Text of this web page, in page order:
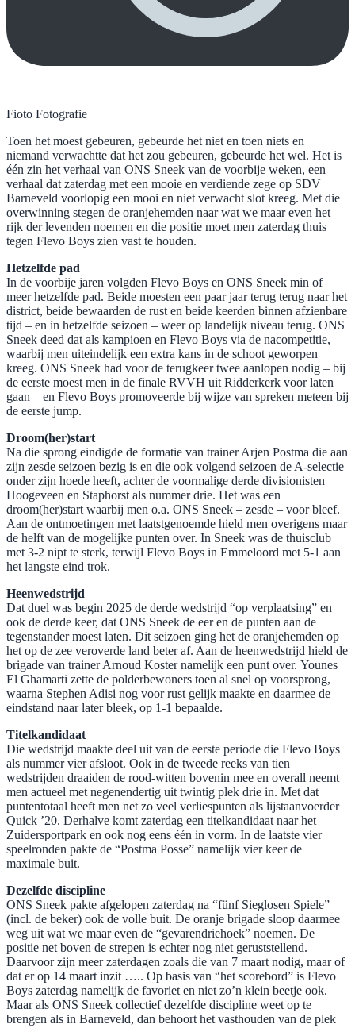
Fioto Fotografie
Toen het moest gebeuren, gebeurde het niet en toen niets en
niemand verwachtte dat het zou gebeuren, gebeurde het wel. Het is
één zin het verhaal van ONS Sneek van de voorbije weken, een
verhaal dat zaterdag met een mooie en verdiende zege op SDV
Barneveld voorlopig een mooi en niet verwacht slot kreeg. Met die
overwinning stegen de oranjehemden naar wat we maar even het
rijk der levenden noemen en die positie moet men zaterdag thuis
tegen Flevo Boys zien vast te houden.
Hetzelfde pad
In de voorbije jaren volgden Flevo Boys en ONS Sneek min of
meer hetzelfde pad. Beide moesten een paar jaar terug terug naar het
district, beide bewaarden de rust en beide keerden binnen afzienbare
tijd – en in hetzelfde seizoen – weer op landelijk niveau terug. ONS
Sneek deed dat als kampioen en Flevo Boys via de nacompetitie,
waarbij men uiteindelijk een extra kans in de schoot geworpen
kreeg. ONS Sneek had voor de terugkeer twee aanlopen nodig – bij
de eerste moest men in de finale RVVH uit Ridderkerk voor laten
gaan – en Flevo Boys promoveerde bij wijze van spreken meteen bij
de eerste jump.
Droom(her)start
Na die sprong eindigde de formatie van trainer Arjen Postma die aan
zijn zesde seizoen bezig is en die ook volgend seizoen de A-selectie
onder zijn hoede heeft, achter de voormalige derde divisionisten
Hoogeveen en Staphorst als nummer drie. Het was een
droom(her)start waarbij men o.a. ONS Sneek – zesde – voor bleef.
Aan de ontmoetingen met laatstgenoemde hield men overigens maar
de helft van de mogelijke punten over. In Sneek was de thuisclub
met 3-2 nipt te sterk, terwijl Flevo Boys in Emmeloord met 5-1 aan
het langste eind trok.
Heenwedstrijd
Dat duel was begin 2025 de derde wedstrijd “op verplaatsing” en
ook de derde keer, dat ONS Sneek de eer en de punten aan de
tegenstander moest laten. Dit seizoen ging het de oranjehemden op
het op de zee veroverde land beter af. Aan de heenwedstrijd hield de
brigade van trainer Arnoud Koster namelijk een punt over. Younes
El Ghamarti zette de polderbewoners toen al snel op voorsprong,
waarna Stephen Adisi nog voor rust gelijk maakte en daarmee de
eindstand naar later bleek, op 1-1 bepaalde.
Titelkandidaat
Die wedstrijd maakte deel uit van de eerste periode die Flevo Boys
als nummer vier afsloot. Ook in de tweede reeks van tien
wedstrijden draaiden de rood-witten bovenin mee en overall neemt
men actueel met negenendertig uit twintig plek drie in. Met dat
puntentotaal heeft men net zo veel verliespunten als lijstaanvoerder
Quick ’20. Derhalve komt zaterdag een titelkandidaat naar het
Zuidersportpark en ook nog eens één in vorm. In de laatste vier
speelronden pakte de “Postma Posse” namelijk vier keer de
maximale buit.
Dezelfde discipline
ONS Sneek pakte afgelopen zaterdag na “fünf Sieglosen Spiele”
(incl. de beker) ook de volle buit. De oranje brigade sloop daarmee
weg uit wat we maar even de “gevarendriehoek” noemen. De
positie net boven de strepen is echter nog niet geruststellend.
Daarvoor zijn meer zaterdagen zoals die van 7 maart nodig, maar of
dat er op 14 maart inzit ….. Op basis van “het scorebord” is Flevo
Boys zaterdag namelijk de favoriet en niet zo’n klein beetje ook.
Maar als ONS Sneek collectief dezelfde discipline weet op te
brengen als in Barneveld, dan behoort het vasthouden van de plek